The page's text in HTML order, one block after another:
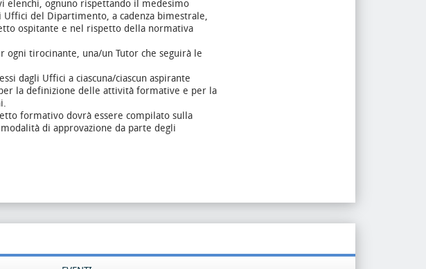
elenchi, ognuno rispettando il medesimo
del Dipartimento, a cadenza bimestrale,
ospitante e nel rispetto della normativa
ogni tirocinante, una/un Tutor che seguirà le
dagli Uffici a ciascuna/ciascun aspirante
la definizione delle attività formative e per la
formativo dovrà essere compilato sulla
di approvazione da parte degli